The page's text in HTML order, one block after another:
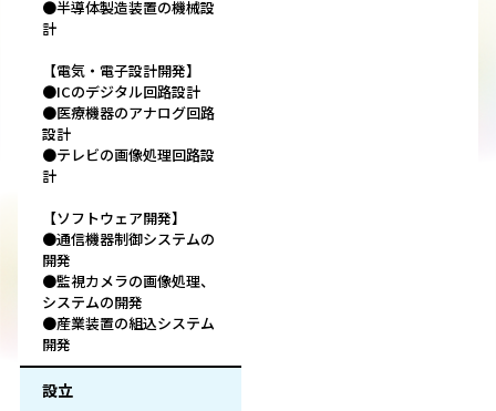
●半導体製造装置の機械設
計
【電気・電子設計開発】
●ICのデジタル回路設計
●医療機器のアナログ回路
設計
●テレビの画像処理回路設
計
【ソフトウェア開発】
●通信機器制御システムの
開発
●監視カメラの画像処理、
システムの開発
●産業装置の組込システム
開発
設立